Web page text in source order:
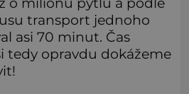
transport jednoho
asi 70 minut. Čas
tedy opravdu dokážeme